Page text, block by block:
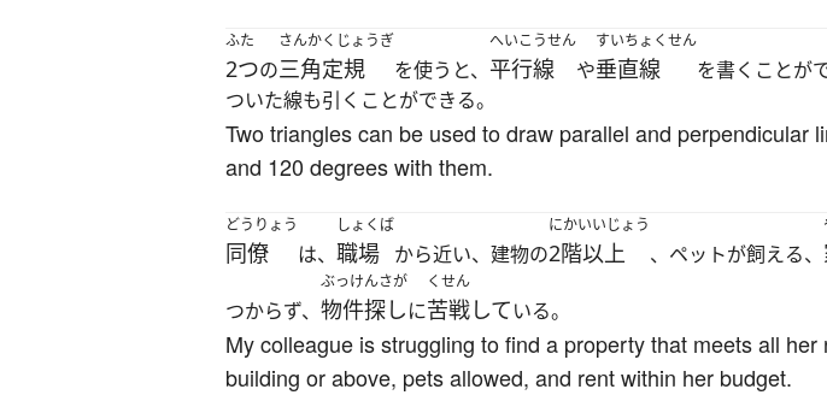
ふた
2つの
さんかくじょうぎ
三角定規 を使うと、
へいこうせん
平行線 や
すいちょくせん
垂直線 を書くことが
ついた線も引くことができる。
Two triangles can be used to draw parallel and
and 120 degrees with them.
どうりょう
同僚 は、
しょくば
職場 から近い、建物の
にかいいじょう
2階以上 、ペットが飼える、
つからず、
ぶっけんさが
物件探しに
くせん
苦戦している。
My colleague is struggling to find a property that meets all
building or above, pets allowed, and rent within her budget.